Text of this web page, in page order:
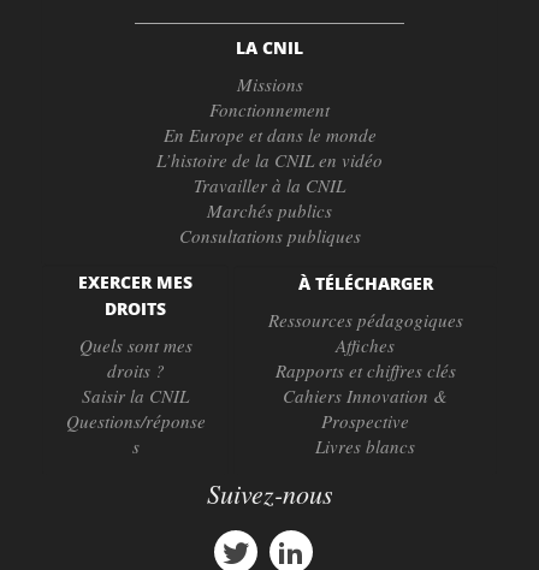
LA CNIL
Missions
Fonctionnement
En Europe et dans le monde
L’histoire de la CNIL en vidéo
Travailler à la CNIL
Marchés publics
Consultations publiques
EXERCER MES
DROITS
Quels sont mes
droits ?
Saisir la CNIL
Questions/réponse
s
À TÉLÉCHARGER
Ressources pédagogiques
Affiches
Rapports et chiffres clés
Cahiers Innovation &
Prospective
Livres blancs
Suivez-nous